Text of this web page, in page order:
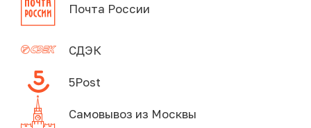
Почта России
СДЭК
5Post
Самовывоз из Москвы